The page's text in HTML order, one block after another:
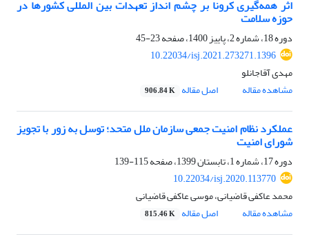
اثر همه‌گیری کرونا بر چشم انداز تعهدات بین المللی کشورها در
حوزه سلامت
دوره 18، شماره 2، پاییز 1400، صفحه
23-45
10.22034/isj.2021.273271.1396
مهدی آقاجانلو
مشاهده مقاله
اصل مقاله 906.84 K
عملکرد نظام امنیت جمعی سازمان ملل متحد؛ توسل به زور با تجویز
شورای امنیت
دوره 17، شماره 1، تابستان 1399، صفحه
115-139
10.22034/isj.2020.113770
محمد عاکفی قاضیانی، موسی عاکفی قاضیانی
مشاهده مقاله
اصل مقاله 815.46 K